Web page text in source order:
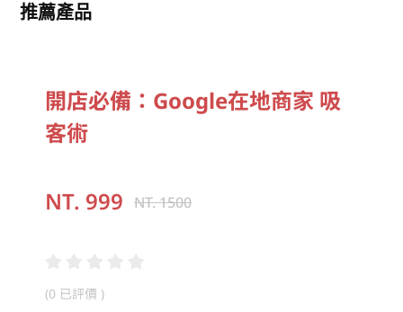
推薦產品